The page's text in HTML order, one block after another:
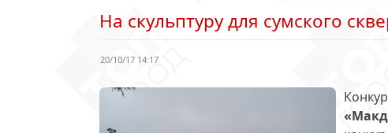
На скульптуру для сумского
20/10/17 14:17